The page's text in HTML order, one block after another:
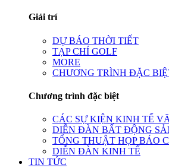
Giải trí
DỰ BÁO THỜI TIẾT
TẠP CHÍ GOLF
MORE
CHƯƠNG TRÌNH ĐẶC
Chương trình đặc biệt
CÁC SỰ KIỆN KINH TẾ
DIỄN ĐÀN BẤT ĐỘNG
TỔNG THUẬT HỌP BÁO
DIỄN ĐÀN KINH TẾ
TIN TỨC